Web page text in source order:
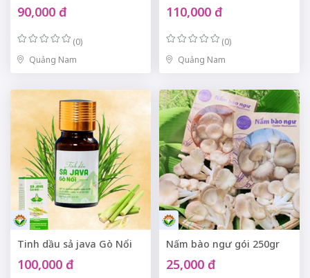
90,000 đ
(0)
Quảng Nam
110,000 đ
(0)
Quảng Nam
Tinh dầu sả java Gò Nổi
100,000 đ
Nấm bào ngư gói 250gr
25,000 đ